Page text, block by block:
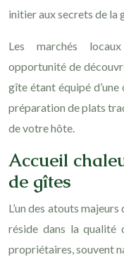
initier aux secrets de la
Les marchés
opportunité de
gîte étant équipé d’une
préparation de plats
de votre hôte.
Accueil
de gîtes
L’un des atouts
réside dans la qualité
propriétaires, souvent